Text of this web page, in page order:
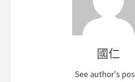
國仁
See author's